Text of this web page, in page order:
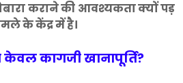
कराने की आवश्यकता क्यों पड़
के केंद्र में है।
केवल कागजी खानापूर्ति?